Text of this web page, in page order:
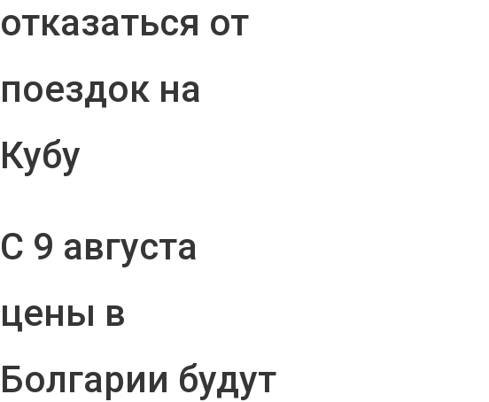
отказаться от
поездок на
Кубу
С 9 августа
цены в
Болгарии будут